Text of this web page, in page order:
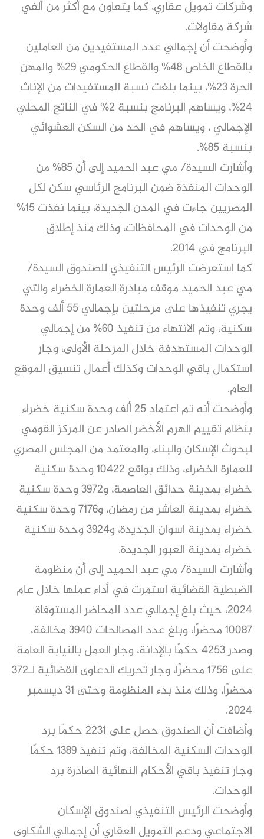
وشركات تمويل عقاري، كما يتعاون مع أكثر من ألفي
شركة مقاولات.
وأوضحت أن إجمالي عدد المستفيدين من العاملين
بالقطاع الخاص 48% والقطاع الحكومي 29% والمهن
الحرة 23%، بينما بلغت نسبة المستفيدات من الإناث
24%، ويساهم البرنامج بنسبة 2% في الناتج المحلي
الإجمالي ، ويساهم في الحد من السكن العشوائي
بنسبة 85%.
وأشارت السيدة/ مي عبد الحميد إلى أن 85% من
الوحدات المنفذة ضمن البرنامج الرئاسي سكن لكل
المصريين جاءت في المدن الجديدة، بينما نفذت 15%
من الوحدات في المحافظات، وذلك منذ إطلاق
البرنامج في 2014.
كما استعرضت الرئيس التنفيذي للصندوق السيدة/
مي عبد الحميد موقف مبادرة العمارة الخضراء والتي
يجري تنفيذها على مرحلتين بإجمالي ٥٥ ألف وحدة
سكنية، وتم الانتهاء من تنفيذ 60% من إجمالي
الوحدات المستهدفة خلال المرحلة الأولى، وجارٍ
استكمال باقي الوحدات وكذلك أعمال تنسيق الموقع
العام.
وأوضحت أنه تم اعتماد 25 ألف وحدة سكنية خضراء
بنظام تقييم الهرم الأخضر الصادر عن المركز القومي
لبحوث الإسكان والبناء، والمعتمد من المجلس المصري
للعمارة الخضراء، وذلك بواقع 10422 وحدة سكنية
خضراء بمدينة حدائق العاصمة، و3972 وحدة سكنية
خضراء بمدينة العاشر من رمضان، و7176 وحدة سكنية
خضراء بمدينة اسوان الجديدة، و3924 وحدة سكنية
خضراء بمدينة العبور الجديدة.
وأشارت السيدة/ مي عبد الحميد إلى أن منظومة
الضبطية القضائية استمرت في أداء عملها خلال عام
2024، حيث بلغ إجمالي عدد المحاضر المستوفاة
10087 محضرًا، وبلغ عدد المصالحات 3940 مخالفة،
وصدر 4253 حكمًا بالإدانة، وجار العمل بالنيابة العامة
على 1756 محضرًا، وجار تحريك الدعاوى القضائية لـ372
محضرًا، وذلك منذ بدء المنظومة وحتى ٣١ ديسمبر
٢٠٢٤.
وأضافت أن الصندوق حصل على ٢٢٣١ حكمًا برد
الوحدات السكنية المخالفة، وتم تنفيذ ١٣٨٩ حكمًا
وجار تنفيذ باقي الأحكام النهائية الصادرة برد
الوحدات.
وأوضحت الرئيس التنفيذي لصندوق الإسكان
الاجتماعي ودعم التمويل العقاري أن إجمالي الشكاوى